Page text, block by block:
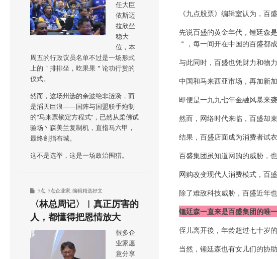
《九点股票》编辑室认为，百
先说百盛的黄金年代，锺廷森
＂，每一间开在中国的百盛都
与此同时，百盛也凭财力和物
中国和马来西亚市场，再加新
即便是一九九七年金融风暴来
然而，网络时代来临，百盛却
结果，百盛店面成为消费者试
百盛集团虽知道网购的威胁，
网购改变现代人消费模式，百
除了难敌科技威胁，百盛近年
锺廷森一直来是百盛集团的唯
侄儿离开後，年龄超过七十岁
当然，锺廷森也有女儿们的协
任大臣
依斯迈
拉欣坐
稳大
位，本
周五的行政议员名单不过是一场形式
上的＂排排坐，吃果果＂论功行赏的
仪式。
然而，这场州选的余波绝非涟漪，而
是滔天巨浪——国阵与国盟联手炮制
的“马来票锁定方程式”，已然从柔佛试
验场丶森美兰复制机，直指马六甲，
最终剑指布城。
这不是选举，这是一场政治围猎。
9点 9点企业家 编辑精选好文
〈林总周记〉︱真正厉害的
人，都懂得把恩情放大
很多企
业家愿
意分享